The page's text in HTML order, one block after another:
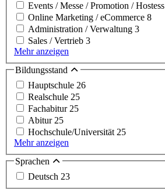
Events / Messe / Promotion / Hostess
Online Marketing / eCommerce 8
Administration / Verwaltung 3
Sales / Vertrieb 3
Mehr anzeigen
Bildungsstand
Hauptschule 26
Realschule 25
Fachabitur 25
Abitur 25
Hochschule/Universität 25
Mehr anzeigen
Sprachen
Deutsch 23